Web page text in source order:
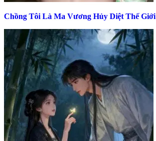
Chồng Tôi Là Ma Vương Hủy Diệt Thế Giới